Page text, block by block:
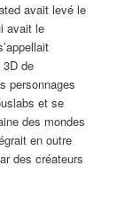
avait levé le
avait le
de
personnages
et se
des mondes
en outre
des créateurs